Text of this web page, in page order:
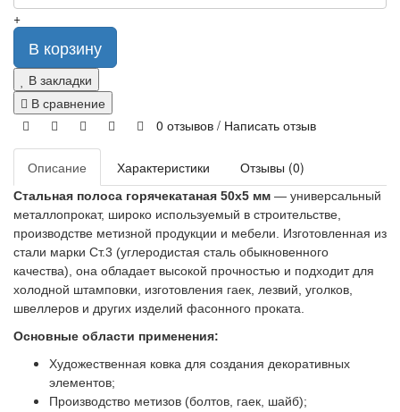
+
В корзину
В закладки
В сравнение
0 отзывов / Написать отзыв
Описание Характеристики Отзывы (0)
Стальная полоса горячекатаная 50х5 мм — универсальный
металлопрокат, широко используемый в строительстве,
производстве метизной продукции и мебели. Изготовленная из
стали марки Ст.3 (углеродистая сталь обыкновенного
качества), она обладает высокой прочностью и подходит для
холодной штамповки, изготовления гаек, лезвий, уголков,
швеллеров и других изделий фасонного проката.
Основные области применения:
Художественная ковка для создания декоративных
элементов;
Производство метизов (болтов, гаек, шайб);